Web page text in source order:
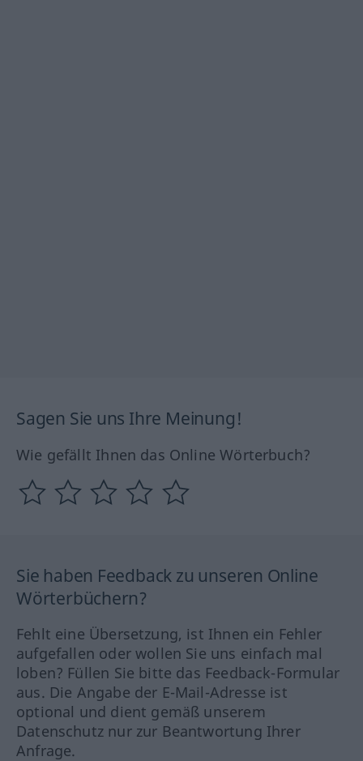
Sagen Sie uns Ihre Meinung!
Wie gefällt Ihnen das Online Wörterbuch?
Sie haben Feedback zu unseren Online
Wörterbüchern?
Fehlt eine Übersetzung, ist Ihnen ein Fehler
aufgefallen oder wollen Sie uns einfach mal
loben? Füllen Sie bitte das Feedback-Formular
aus. Die Angabe der E-Mail-Adresse ist
optional und dient gemäß unserem
Datenschutz nur zur Beantwortung Ihrer
Anfrage.